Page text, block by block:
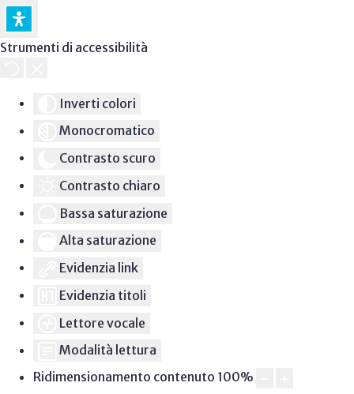
Strumenti di accessibilità
Inverti colori
Monocromatico
Contrasto scuro
Contrasto chiaro
Bassa saturazione
Alta saturazione
Evidenzia link
Evidenzia titoli
Lettore vocale
Modalità lettura
Ridimensionamento contenuto 100%